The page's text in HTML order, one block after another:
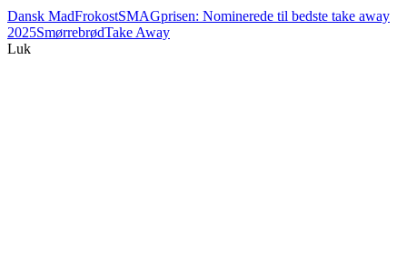
Dansk MadFrokostSMAGprisen: Nominerede til bedste take away
2025SmørrebrødTake Away
Luk